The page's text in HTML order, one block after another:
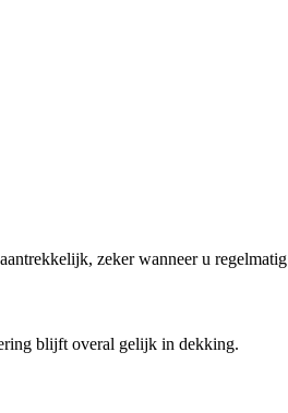
zeker wanneer u
blijft overal gelijk in dekking.